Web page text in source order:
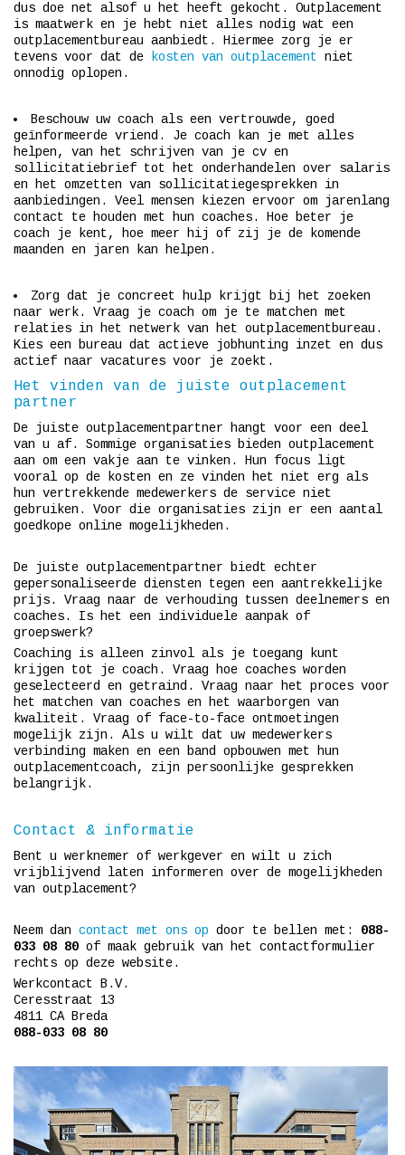
dus doe net alsof u het heeft gekocht. Outplacement
is maatwerk en je hebt niet alles nodig wat een
outplacementbureau aanbiedt. Hiermee zorg je er
tevens voor dat de kosten van outplacement niet
onnodig oplopen.
Beschouw uw coach als een vertrouwde, goed
geïnformeerde vriend. Je coach kan je met alles
helpen, van het schrijven van je cv en
sollicitatiebrief tot het onderhandelen over salaris
en het omzetten van sollicitatiegesprekken in
aanbiedingen. Veel mensen kiezen ervoor om jarenlang
contact te houden met hun coaches. Hoe beter je
coach je kent, hoe meer hij of zij je de komende
maanden en jaren kan helpen.
Zorg dat je concreet hulp krijgt bij het zoeken
naar werk. Vraag je coach om je te matchen met
relaties in het netwerk van het outplacementbureau.
Kies een bureau dat actieve jobhunting inzet en dus
actief naar vacatures voor je zoekt.
Het vinden van de juiste outplacement
partner
De juiste outplacementpartner hangt voor een deel
van u af. Sommige organisaties bieden outplacement
aan om een ​​vakje aan te vinken. Hun focus ligt
vooral op de kosten en ze vinden het niet erg als
hun vertrekkende medewerkers de service niet
gebruiken. Voor die organisaties zijn er een aantal
goedkope online mogelijkheden.
De juiste outplacementpartner biedt echter
gepersonaliseerde diensten tegen een aantrekkelijke
prijs. Vraag naar de verhouding tussen deelnemers en
coaches. Is het een individuele aanpak of
groepswerk?
Coaching is alleen zinvol als je toegang kunt
krijgen tot je coach. Vraag hoe coaches worden
geselecteerd en getraind. Vraag naar het proces voor
het matchen van coaches en het waarborgen van
kwaliteit. Vraag of face-to-face ontmoetingen
mogelijk zijn. Als u wilt dat uw medewerkers
verbinding maken en een band opbouwen met hun
outplacementcoach, zijn persoonlijke gesprekken
belangrijk.
Contact & informatie
Bent u werknemer of werkgever en wilt u zich
vrijblijvend laten informeren over de mogelijkheden
van outplacement?
Neem dan contact met ons op door te bellen met: 088-
033 08 80 of maak gebruik van het contactformulier
rechts op deze website.
Werkcontact B.V.
Ceresstraat 13
4811 CA Breda
088-033 08 80